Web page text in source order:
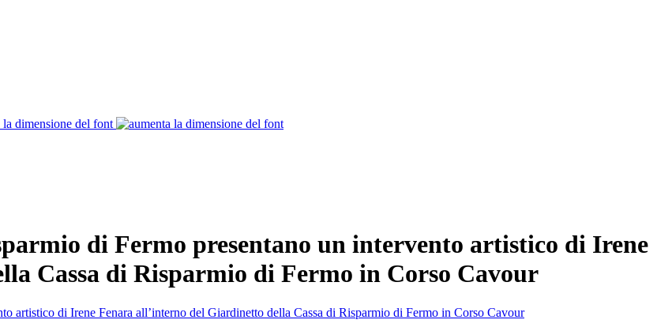
la dimensione del font
di Fermo presentano un intervento artistico di Irene
Cassa di Risparmio di Fermo in Corso Cavour